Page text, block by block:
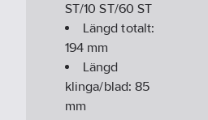
ST/10 ST/60 ST
Längd totalt:
194 mm
Längd
klinga/blad:85
mm